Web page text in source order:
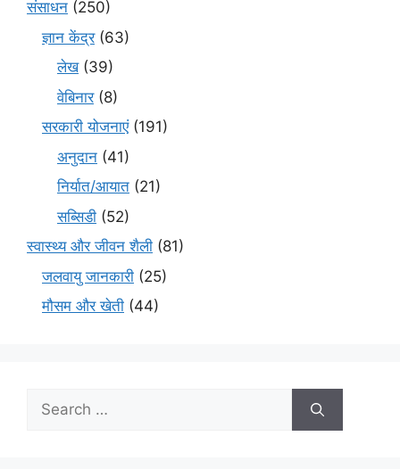
संसाधन (250)
ज्ञान केंद्र(63)
लेख(39)
वेबिनार(8)
सरकारी योजनाएं(191)
अनुदान (41)
निर्यात/आयात (21)
सब्सिडी (52)
स्वास्थ्य और जीवन शैली (81)
जलवायु जानकारी (25)
मौसम और खेती (44)